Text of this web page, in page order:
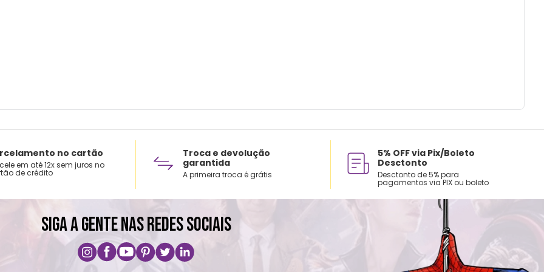
Não lavar a seco.
no cartão
em até 12x sem juros no
de crédito
Troca e devolução
garantida
A primeira troca é grátis
5% OFF via Pix/Boleto
Desctonto
Desctonto de 5% para
pagamentos via PIX ou boleto
SIGA A GENTE NAS REDES SOCIAIS